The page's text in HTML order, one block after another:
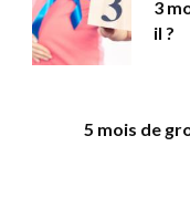
3
il ?
5 mois de